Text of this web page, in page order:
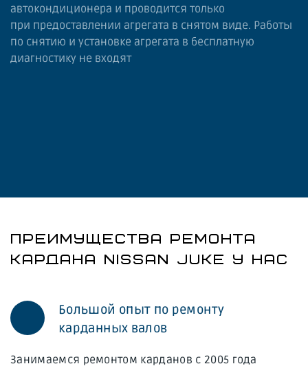
автокондиционера и проводится только
при предоставлении агрегата в снятом виде. Работы
по снятию и установке агрегата в бесплатную
диагностику не входят
ПРЕИМУЩЕСТВА РЕМОНТА
КАРДАНА NISSAN JUKE У НАС
Большой опыт по ремонту
карданных валов
Занимаемся ремонтом карданов с 2005 года